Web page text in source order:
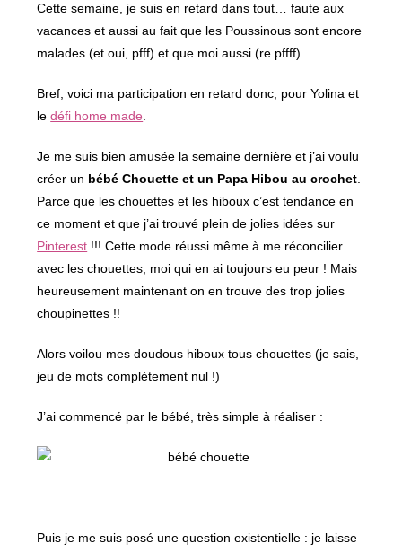
Cette semaine, je suis en retard dans tout… faute aux
vacances et aussi au fait que les Poussinous sont encore
malades (et oui, pfff) et que moi aussi (re pffff).
Bref, voici ma participation en retard donc, pour Yolina et
ledéfi home made
Je me suis bien amusée la semaine dernière et j’ai voulu
créer un bébé Chouette et un Papa Hibou au crochet
Parce que les chouettes et les hiboux c’est tendance en
ce moment et que j’ai trouvé plein de jolies idées sur
Pinterest !!! Cette mode réussi même à me réconcilier
avec les chouettes, moi qui en ai toujours eu peur ! Mais
heureusement maintenant on en trouve des trop jolies
choupinettes !!
Alors voilou mes doudous hiboux tous chouettes (je sais,
jeu de mots complètement nul !)
J’ai commencé par le bébé, très simple à réaliser :
Puis je me suis posé une question existentielle : je laisse